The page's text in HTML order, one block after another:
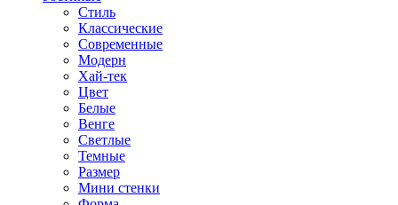
Стиль
Классические
Современные
Модерн
Хай-тек
Цвет
Белые
Венге
Светлые
Темные
Размер
Мини стенки